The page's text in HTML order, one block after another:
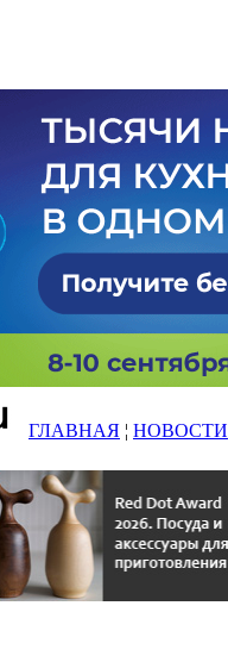
ГЛАВНАЯ ¦ НОВОСТИ